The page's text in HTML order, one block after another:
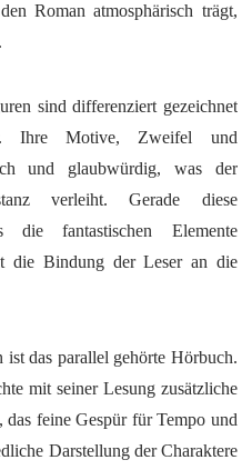
Roman atmosphärisch trägt,
sind differenziert gezeichnet
Ihre Motive, Zweifel und
und glaubwürdig, was der
verleiht. Gerade diese
die fantastischen Elemente
die Bindung der Leser an die
ist das parallel gehörte Hörbuch.
mit seiner Lesung zusätzliche
feine Gespür für Tempo und
Darstellung der Charaktere